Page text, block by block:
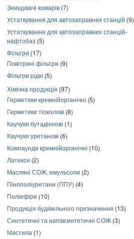
Знищувачі комарів (7)
Устаткування для автозаправних станцій (9)
Устаткування для автозаправних станцій-
нафтобаз (5)
Фільтри (17)
Повітряні фільтри (9)
Фільтри рідкі (5)
Хімічна продукція (97)
Герметики кремнійорганічні (5)
Герметики тіоколові (8)
Каучуки бутадієнові (1)
Каучуки уретанові (6)
Компаунди кремнійорганічні (10)
Латекси (2)
Масляні СОЖ, емульсоли (2)
Пінополіуретани (ППУ) (4)
Поліефіри (10)
Продукція будівельного призначення (13)
Синтетичні та напівсинтетичні СОЖ (3)
Мастила (1)